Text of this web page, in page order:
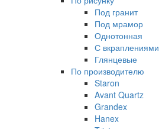
Под гранит
Под мрамор
Однотонная
С вкраплениями
Глянцевые
По производителю
Staron
Avant Quartz
Grandex
Hanex